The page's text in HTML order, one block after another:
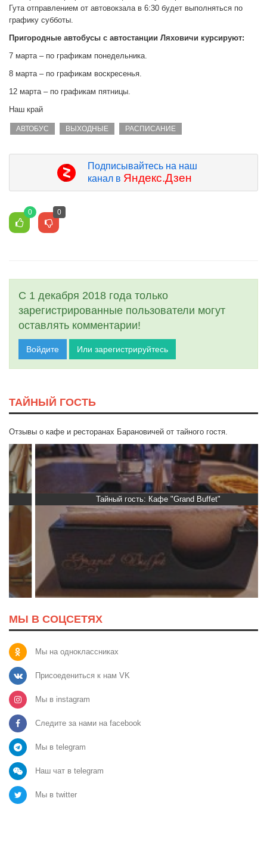
Гута отправлением от автовокзала в 6:30 будет выполняться по
графику субботы.
Пригородные автобусы с автостанции Ляховичи курсируют:
7 марта – по графикам понедельника.
8 марта – по графикам воскресенья.
12 марта – по графикам пятницы.
Наш край
АВТОБУС ВЫХОДНЫЕ РАСПИСАНИЕ
Подписывайтесь на наш
канал в Яндекс.Дзен
0 0
С 1 декабря 2018 года только
зарегистрированные пользователи могут
оставлять комментарии!
Войдите Или зарегистрируйтесь
ТАЙНЫЙ ГОСТЬ
Отзывы о кафе и ресторанах Барановичей от тайного гостя.
Тайный гость: Кафе "Grand Buffet"
МЫ В СОЦСЕТЯХ
Мы на одноклассниках
Присоедениться к нам VK
Мы в instagram
Следите за нами на facebook
Мы в telegram
Наш чат в telegram
Мы в twitter